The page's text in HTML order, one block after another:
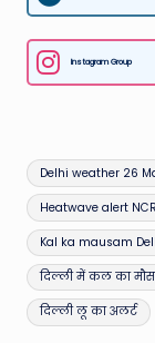
Instagram Group
Tags:
Delhi weather 26
Heatwave alert NCR
Kal ka mausam
दिल्ली में कल का
दिल्ली लू का अलर्ट